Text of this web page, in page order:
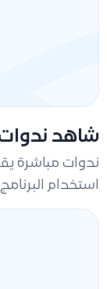
شاهد
ندوات مباشرة
استخدام